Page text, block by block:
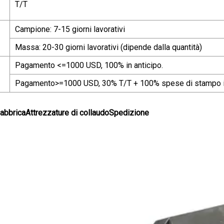
T/T
Campione: 7-15 giorni lavorativi
Massa: 20-30 giorni lavorativi (dipende dalla quantità)
Pagamento <=1000 USD, 100% in anticipo.
Pagamento>=1000 USD, 30% T/T + 100% spese di
di collaudoSpedizione